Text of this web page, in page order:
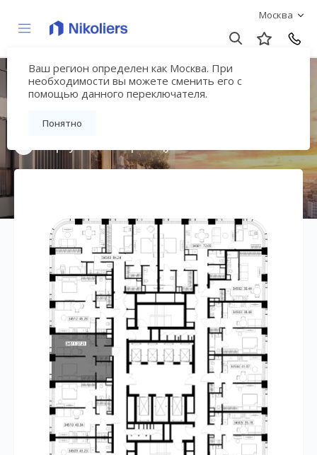
Москва
Ваш регион определен как Москва. При
необходимости вы можете сменить его с
помощью данного переключателя.
Понятно
Мультиквартал
«ВЕЕР»